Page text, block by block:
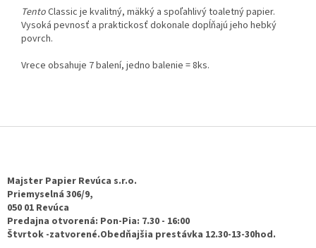
TentoClassic je kvalitný, mäkký a spoľahlivý toaletný papier.
Vysoká pevnosť a praktickosť dokonale dopĺňajú jeho hebký
povrch.
Vrece obsahuje 7 balení, jedno balenie = 8ks.
Majster Papier Revúca s.r.o.
Priemyselná 306/9,
050 01 Revúca
Predajna otvorená: Pon-Pia: 7.30 - 16:00
Štvrtok -zatvorené.Obedňajšia prestávka 12.30-13-30hod.